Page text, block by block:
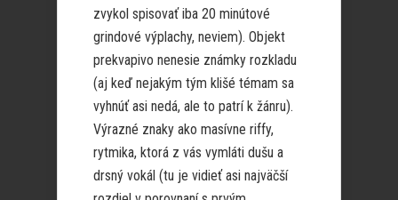
zvykol spisovať iba 20 minútové
grindové výplachy, neviem). Objekt
prekvapivo nenesie známky rozkladu
(aj keď nejakým tým klišé témam sa
vyhnúť asi nedá, ale to patrí k žánru).
Výrazné znaky ako masívne riffy,
rytmika, ktorá z vás vymláti dušu a
drsný vokál (tu je vidieť asi najväčší